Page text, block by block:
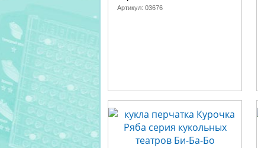
перчатка
Внучка Репка
Курочка Ряба Курочка Ряба,
Мышка Курочка Ряба, Репка
Артикул: 03676